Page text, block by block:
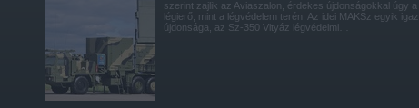
szerint zajlik az Aviaszalon, érdekes újdonságokkal úgy a
légierő, mint a légvédelem terén. Az idei MAKSz egyik
újdonsága, az Sz-350 Vityáz légvédelmi…